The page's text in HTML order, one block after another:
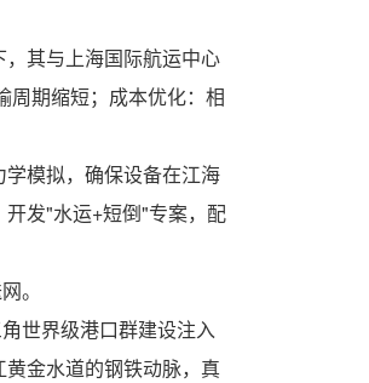
其与上海国际航运中心
周期缩短；成本优化：相
模拟，确保设备在江海
发"水运+短倒"专案，配
。
世界级港口群建设注入
金水道的钢铁动脉，真